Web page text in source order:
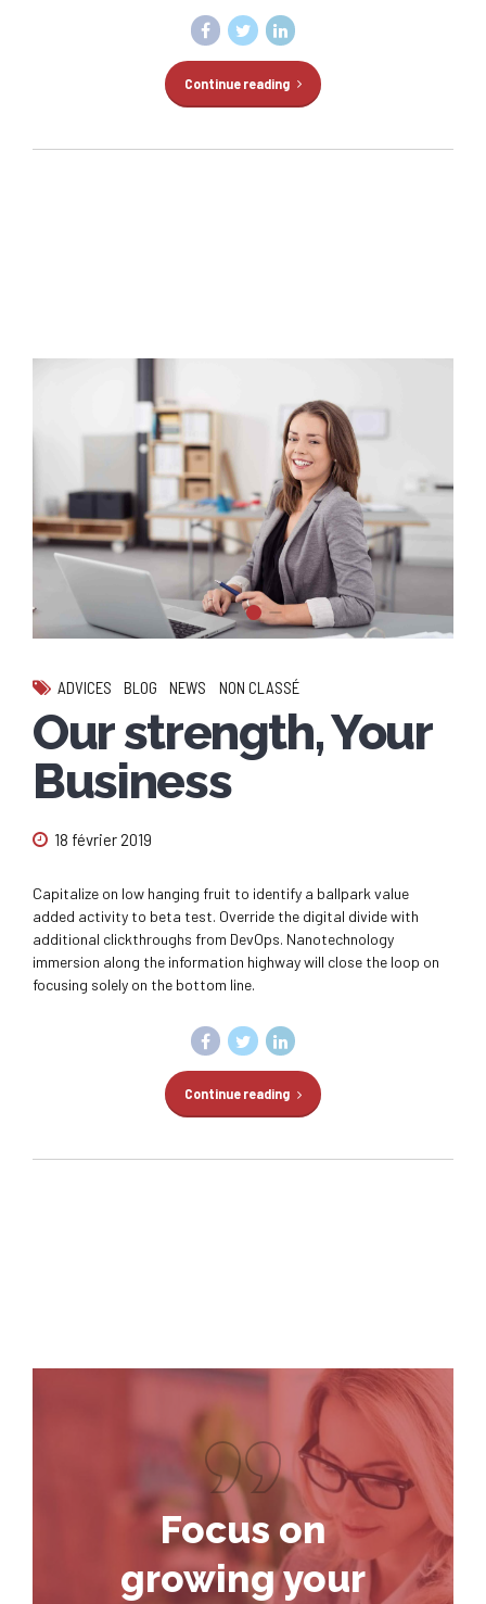
Continue reading
ADVICES BLOG NEWS NON CLASSÉ
Our strength, Your
Business
18 février 2019
Capitalize on low hanging fruit to identify a ballpark value
added activity to beta test. Override the digital divide with
additional clickthroughs from DevOps. Nanotechnology
immersion along the information highway will close the loop on
focusing solely on the bottom line.
Continue reading
Focus on
growing your